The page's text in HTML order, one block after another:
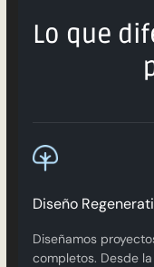
Lo que
Diseño
Diseñamos
completos. Desde